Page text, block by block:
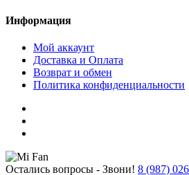
Информация
Мой аккаунт
Доставка и Оплата
Возврат и обмен
Политика конфиденциальности
Остались вопросы - Звони! 8 (987)